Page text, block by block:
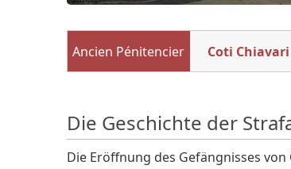
Ancien Pénitencier Coti Chiavari
Die Geschichte der
Die Eröffnung des Gefängnisses